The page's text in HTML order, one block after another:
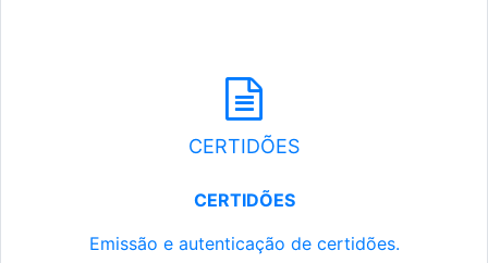
CERTIDÕES
CERTIDÕES
Emissão e autenticação de certidões.